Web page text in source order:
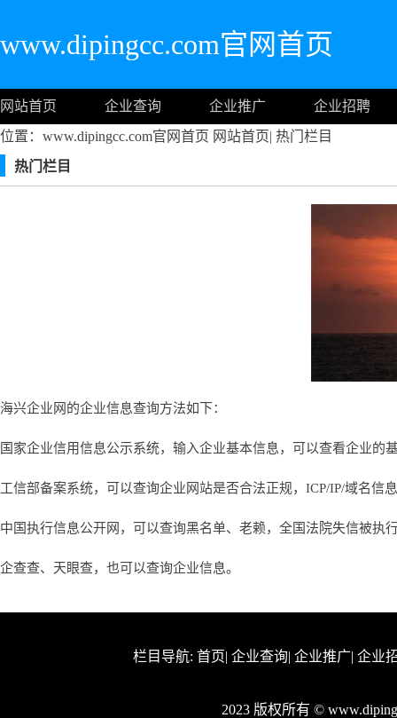
www.dipingcc.com官网首页
网站首页 企业查询 企业推广
企业招聘
位置：www.dipingcc.com官网首页 网站首页| 热门栏目
热门栏目
海兴企业网的企业信息查询方法如下：
国家企业信用信息公示系统，输入企业基本信息，可以查看企业的
工信部备案系统，可以查询企业网站是否合法正规，ICP/IP/域名信
中国执行信息公开网，可以查询黑名单、老赖，全国法院失信被执
企查查、天眼查，也可以查询企业信息。
栏目导航: 首页| 企业查询| 企业推广| 企业
2023 版权所有 ©